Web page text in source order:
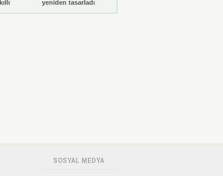
yeniden tasarladı
SOSYAL MEDYA